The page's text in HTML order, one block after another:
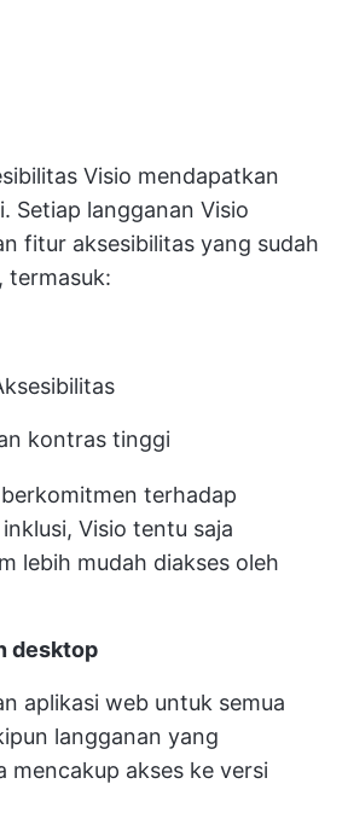
Visio mendapatkan
Setiap langganan Visio
fitur aksesibilitas yang sudah
termasuk:
kontras tinggi
terhadap
Visio tentu saja
lebih mudah diakses oleh
desktop
aplikasi web untuk semua
langganan yang
mencakup akses ke versi